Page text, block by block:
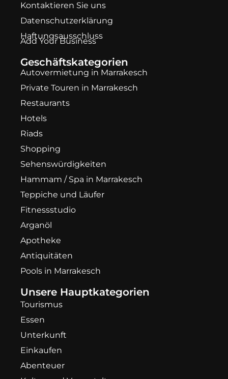
Kontaktieren Sie uns
Datenschutzerklärung
Haftungsausschluss
Add Your Business
Geschäftskategorien
Autovermietung in Marrakesch
Private Touren in Marrakesch
Restaurants
Hotels
Riads
Shopping
Sehenswürdigkeiten
Hammam / Spa in Marrakesch
Teppiche und Läufer
Fitnessstudio
Arganöl
Apotheke
Antiquitäten
Pools in Marrakesch
Unsere Hauptkategorien
Tourismus
Essen
Unterkunft
Einkaufen
Abenteuer